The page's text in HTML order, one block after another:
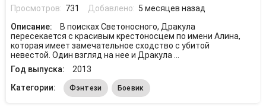
Просмотров: 731 Добавлено: 5 месяцев назад
Описание:
В поисках Светоносного, Дракула
пересекается с красивым крестоносцем по имени Алина,
которая имеет замечательное сходство с убитой
невестой. Один взгляд на нее и Дракула ...
Год выпуска:
2013
Категории:
Фэнтези Боевик